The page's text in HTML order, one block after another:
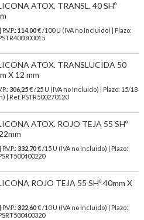
ATOX. TRANSL. 40 SHº
| P.V.P.: 114,00€ /100 U (IVA no Incluido) | Plazo:
ATOX. TRANSLUCIDA 50
X 12 mm
306,25€/25 U (IVA no Incluido)
| Plazo: 15/18
| Ref. PSTR500270120
ATOX. ROJO TEJA 55 SHº
| P.V.P.: 332,70€ /15 U (IVA no Incluido) | Plazo:
ROJO TEJA 55 SHº 40mm X
| P.V.P.: 322,60€ /10 U (IVA no Incluido) | Plazo: